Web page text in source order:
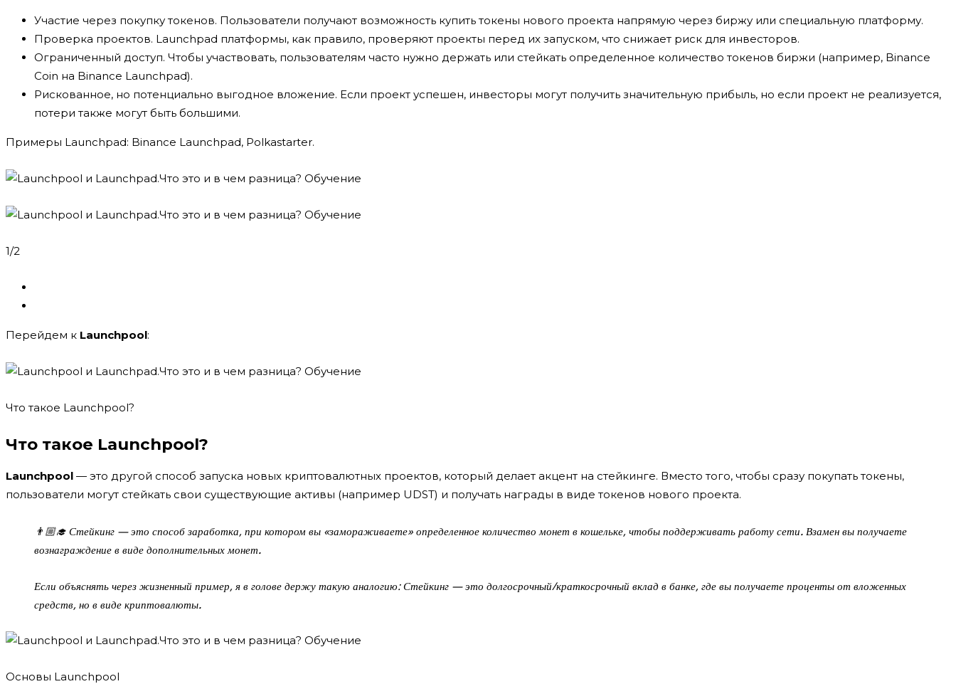
Участие через покупку токенов. Пользователи получают возможность купить токены нового проекта напрямую через биржу или специальную платформу.
Проверка проектов. Launchpad платформы, как правило, проверяют проекты перед их запуском, что снижает риск для инвесторов.
Ограниченный доступ. Чтобы участвовать, пользователям часто нужно держать или стейкать определенное количество токенов биржи (например, Binance
Coin на Binance Launchpad).
Рискованное, но потенциально выгодное вложение. Если проект успешен, инвесторы могут получить значительную прибыль, но если проект не реализуется,
потери также могут быть большими.
Примеры Launchpad: Binance Launchpad, Polkastarter.
1/2
Перейдем к Launchpool:
Что такое Launchpool?
Что такое Launchpool?
Launchpool — это другой способ запуска новых криптовалютных проектов, который делает акцент на стейкинге. Вместо того, чтобы сразу покупать токены,
пользователи могут стейкать свои существующие активы (например UDST) и получать награды в виде токенов нового проекта.
👨🏼‍🎓 Стейкинг — это способ заработка, при котором вы «замораживаете» определенное количество монет в кошельке, чтобы поддерживать работу сети. Взамен вы получаете
вознаграждение в виде дополнительных монет.
Если объяснять через жизненный пример, я в голове держу такую аналогию: Стейкинг — это долгосрочный/краткосрочный вклад в банке, где вы получаете проценты от вложенных
средств, но в виде криптовалюты.
Основы Launchpool